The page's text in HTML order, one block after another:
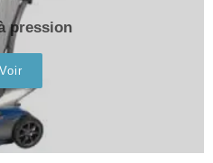
pression
Voir